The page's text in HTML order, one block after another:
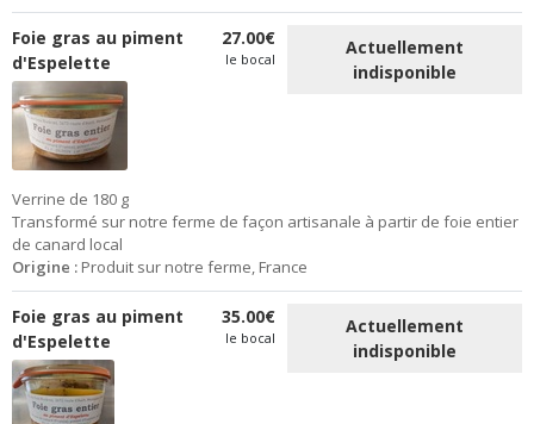
Foie gras au piment
d'Espelette
27.00€
le bocal
Actuellement
indisponible
Verrine de 180 g
Transformé sur notre ferme de façon artisanale à partir de foie entier
de canard local
Origine : Produit sur notre ferme, France
Foie gras au piment
d'Espelette
35.00€
le bocal
Actuellement
indisponible